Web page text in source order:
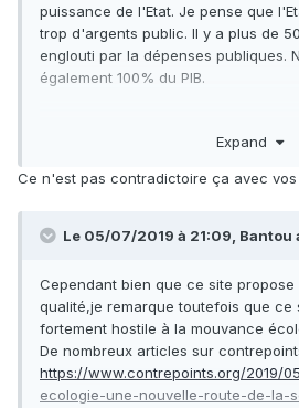
puissance de l'Etat. Je pense que
trop d'argents public. Il y a plus de
englouti par la dépenses publiques.
également 100% du PIB.
doctrine représente un risque pour
Expand
Ce n'est pas contradictoire ça avec vos
Le 05/07/2019 à 21:09, Bantou
Cependant bien que ce site
qualité,je remarque toutefois que ce
fortement hostile à la mouvance
De nombreux articles sur
https://www.contrepoints.org/2019/
ecologie-une-nouvelle-route-de-la-